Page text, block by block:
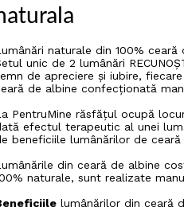
naturale din 100%
unic de 2 lumânări
de apreciere și iubire,
de albine confecționată
PentruMine răsfățul ocupă
efectul terapeutic al unei
beneficiile lumânărilor de
din ceară de albine
naturale, sunt realizate
lumânărilor din ceară